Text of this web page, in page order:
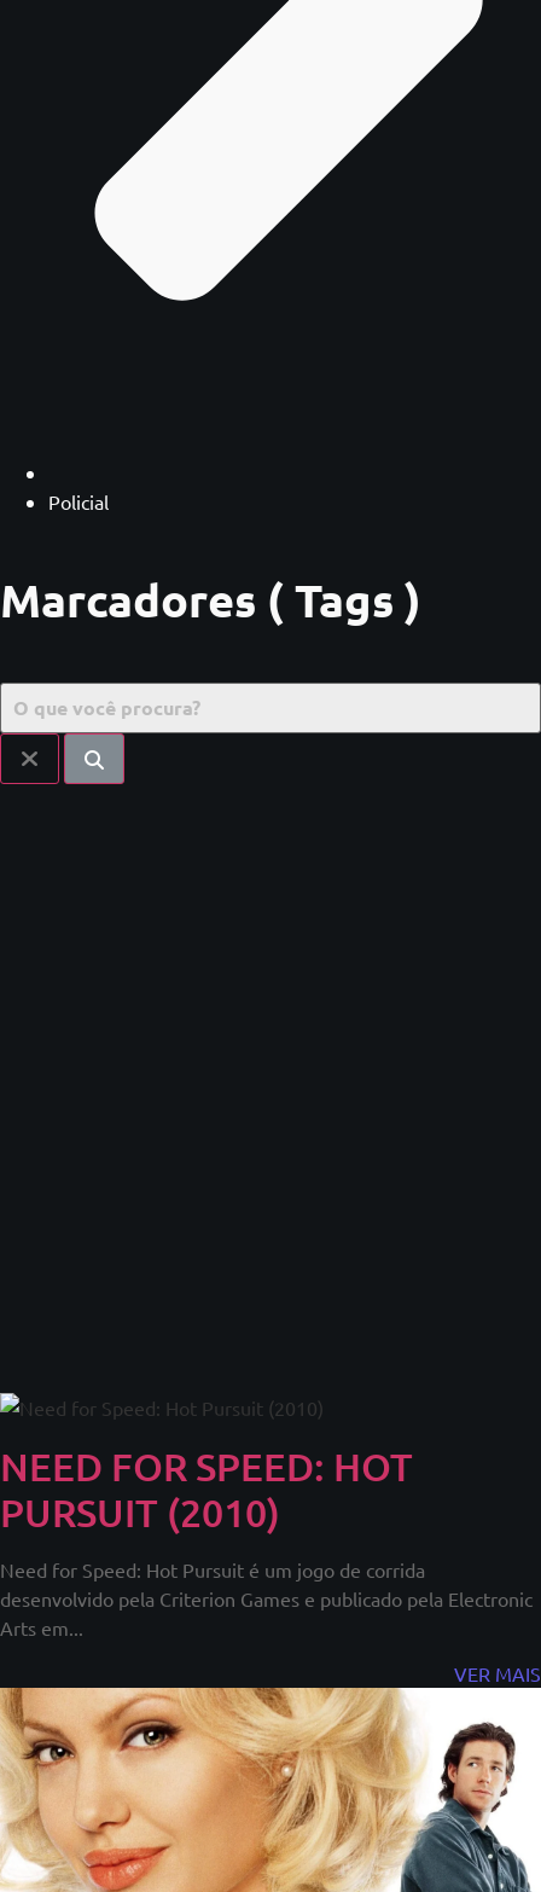
Policial
Marcadores ( Tags )
NEED FOR SPEED: HOT
PURSUIT (2010)
Need for Speed: Hot Pursuit é um jogo de corrida
desenvolvido pela Criterion Games e publicado pela Electronic
Arts em...
VER MAIS